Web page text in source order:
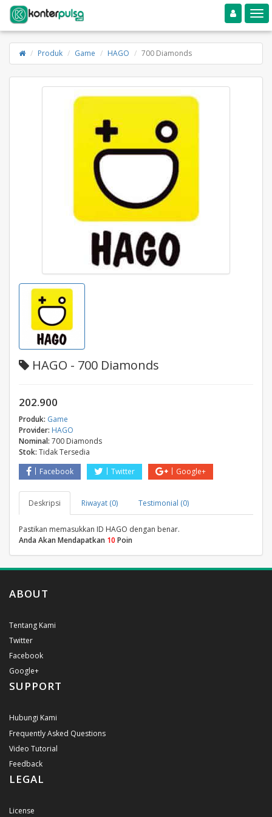
Toggle navigation
Produk Game HAGO 700 Diamonds
HAGO - 700 Diamonds
202.900
Produk: Game
Provider: HAGO
Nominal: 700 Diamonds
Stok: Tidak Tersedia
Facebook
Twitter Google+
Deskripsi Riwayat (0) Testimonial (0)
Pastikan memasukkan ID HAGO dengan benar.
Anda Akan Mendapatkan 10 Poin
ABOUT
Tentang Kami
Twitter
Facebook
Google+
SUPPORT
Hubungi Kami
Frequently Asked Questions
Video Tutorial
Feedback
LEGAL
License